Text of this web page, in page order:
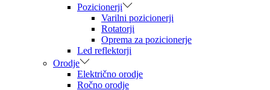
Pozicionerji
Varilni pozicionerji
Rotatorji
Oprema za pozicionerje
Led reflektorji
Orodje
Električno orodje
Ročno orodje